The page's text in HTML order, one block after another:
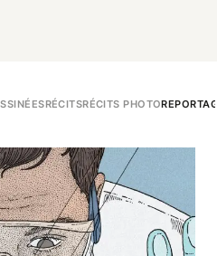
RÉCITSRÉCITS PHOTO